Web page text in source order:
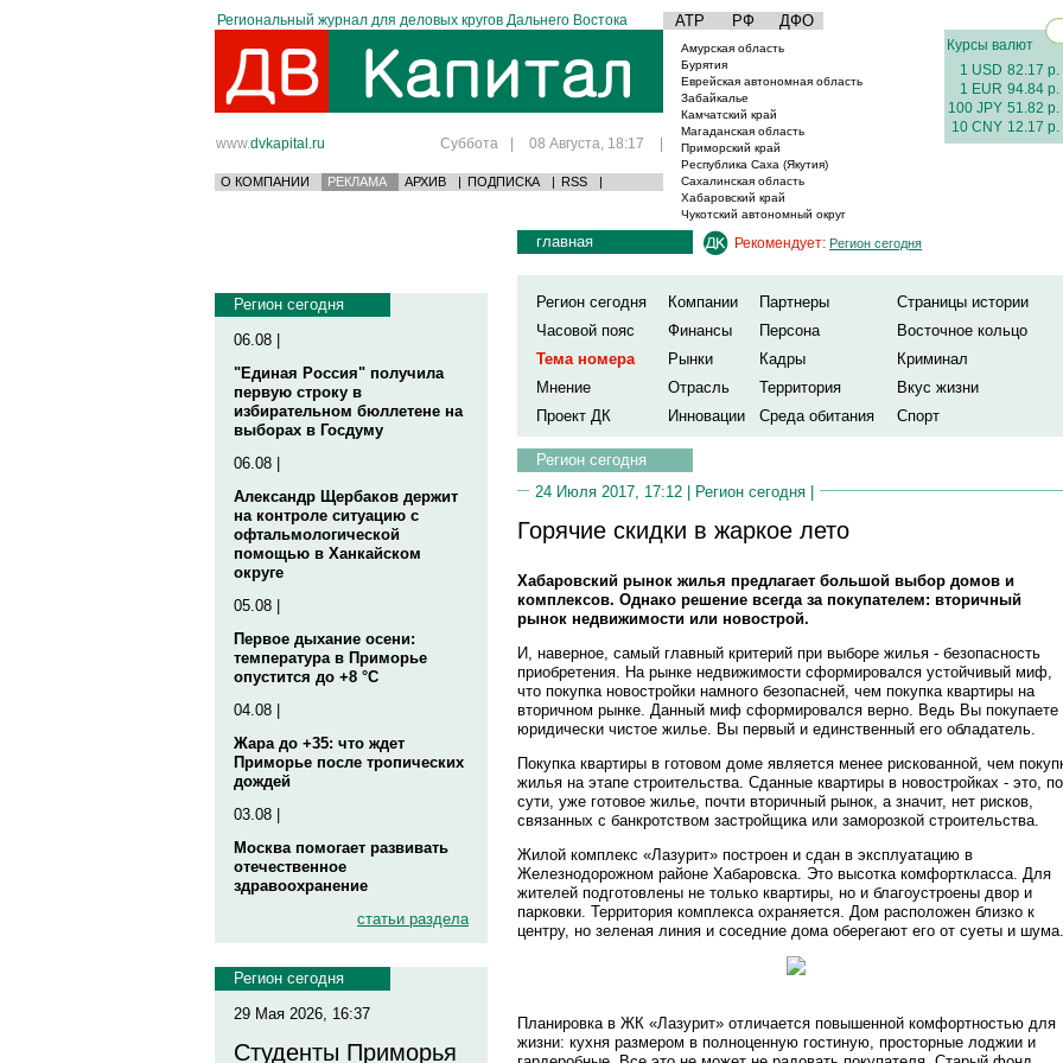
Региональный журнал для деловых кругов Дальнего Востока АТР РФ ДФО
www.dvkapital.ru Суббота | 08 Августа, 18:17 |
О КОМПАНИИ РЕКЛАМА АРХИВ | ПОДПИСКА | RSS |
Амурская область
Бурятия
Еврейская автономная область
Забайкалье
Камчатский край
Магаданская область
Приморский край
Республика Саха (Якутия)
Сахалинская область
Хабаровский край
Чукотский автономный округ
Курсы валют
1 USD 82.17 р.
1 EUR 94.84 р.
100 JPY 51.82 р.
10 CNY 12.17 р.
Регион сегодня
06.08 |
"Единая Россия" получила
первую строку в
избирательном бюллетене на
выборах в Госдуму
06.08 |
Александр Щербаков держит
на контроле ситуацию с
офтальмологической
помощью в Ханкайском
округе
05.08 |
Первое дыхание осени:
температура в Приморье
опустится до +8 °C
04.08 |
Жара до +35: что ждет
Приморье после тропических
дождей
03.08 |
Москва помогает развивать
отечественное
здравоохранение
статьи раздела
Регион сегодня
29 Мая 2026, 16:37
Студенты Приморья
главная Рекомендует: Регион сегодня
Регион сегодня Компании Партнеры
Страницы истории
Часовой пояс
Финансы Персона
Восточное кольцо
Тема номера
Рынки Кадры
Криминал
Мнение
Отрасль Территория
Вкус жизни
Проект ДК
Инновации Среда обитания Спорт
Регион сегодня
24 Июля 2017, 17:12 | Регион сегодня |
Горячие скидки в жаркое лето
Хабаровский рынок жилья предлагает большой выбор домов и
комплексов. Однако решение всегда за покупателем: вторичный
рынок недвижимости или новострой.
И, наверное, самый главный критерий при выборе жилья - безопасность
приобретения. На рынке недвижимости сформировался устойчивый миф,
что покупка новостройки намного безопасней, чем покупка квартиры на
вторичном рынке. Данный миф сформировался верно. Ведь Вы покупаете
юридически чистое жилье. Вы первый и единственный его обладатель.
Покупка квартиры в готовом доме является менее рискованной, чем
жилья на этапе строительства. Сданные квартиры в новостройках - это, по
сути, уже готовое жилье, почти вторичный рынок, а значит, нет рисков,
связанных с банкротством застройщика или заморозкой строительства.
Жилой комплекс «Лазурит» построен и сдан в эксплуатацию в
Железнодорожном районе Хабаровска. Это высотка комфорткласса. Для
жителей подготовлены не только квартиры, но и благоустроены двор и
парковки. Территория комплекса охраняется. Дом расположен близко к
центру, но зеленая линия и соседние дома оберегают его от суеты и шума.
Планировка в ЖК «Лазурит» отличается повышенной комфортностью для
жизни: кухня размером в полноценную гостиную, просторные лоджии и